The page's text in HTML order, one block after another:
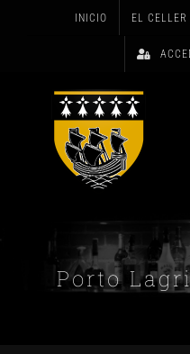
INICIO EL CELLER
Porto